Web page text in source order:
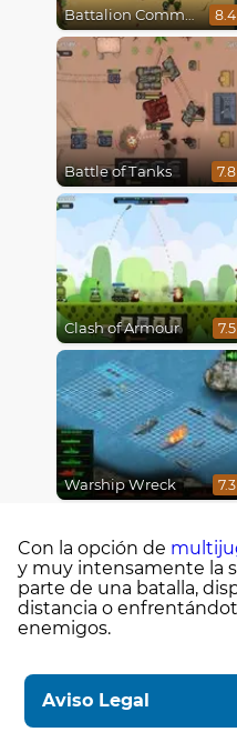
Battalion Commander 8.4
Battle of Tanks 7.8
Clash of Armour 7.5
Warship Wreck 7.3
Con la opción de
y muy intensamente la
parte de una batalla,
distancia o
enemigos.
Aviso Legal